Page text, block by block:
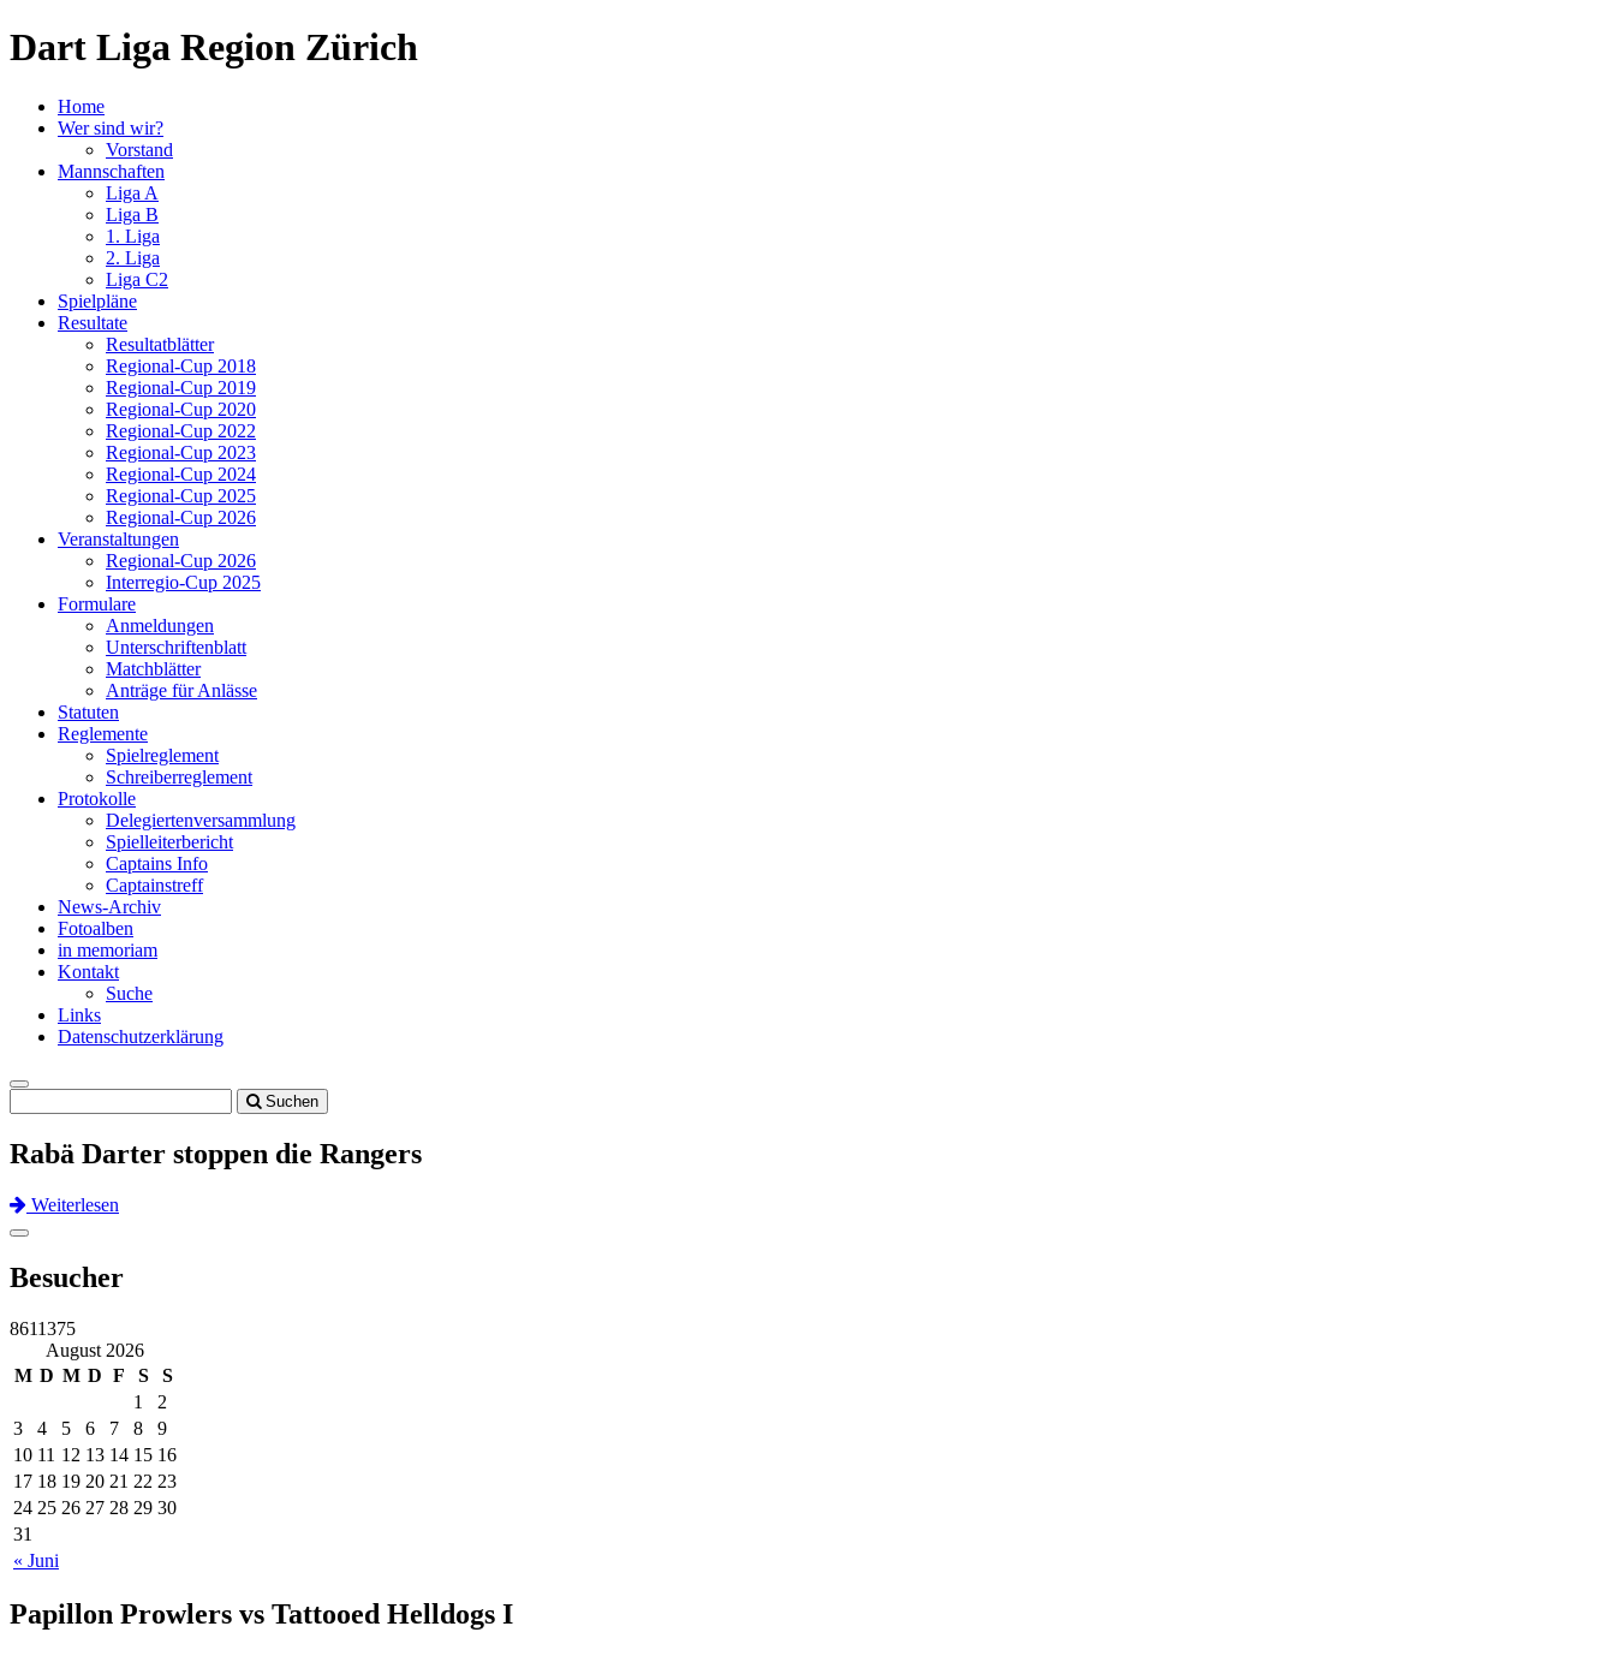
Dart Liga Region Zürich
Home
Wer sind wir?
Vorstand
Mannschaften
Liga A
Liga B
1. Liga
2. Liga
Liga C2
Spielpläne
Resultate
Resultatblätter
Regional-Cup 2018
Regional-Cup 2019
Regional-Cup 2020
Regional-Cup 2022
Regional-Cup 2023
Regional-Cup 2024
Regional-Cup 2025
Regional-Cup 2026
Veranstaltungen
Regional-Cup 2026
Interregio-Cup 2025
Formulare
Anmeldungen
Unterschriftenblatt
Matchblätter
Anträge für Anlässe
Statuten
Reglemente
Spielreglement
Schreiberreglement
Protokolle
Delegiertenversammlung
Spielleiterbericht
Captains Info
Captainstreff
News-Archiv
Fotoalben
in memoriam
Kontakt
Suche
Links
Datenschutzerklärung
Toggle
navigation
Suchen
Rabä Darter stoppen die Rangers
Weiterlesen
Previous
Next
Toggle
Besucher
8611375
August 2026
M D M D F S S
« Juni
1
2
3
4 5 6 7 8
9
10 11 12 13 14 15 16
17 18 19 20 21 22 23
24 25 26 27 28 29 30
31
Papillon Prowlers vs Tattooed Helldogs I